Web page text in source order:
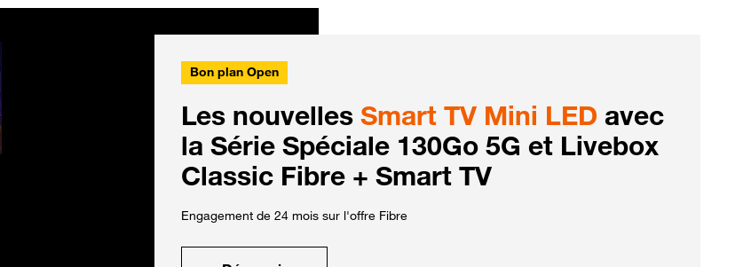
Bon plan Open
Les nouvelles Smart TV Mini LED avec
la Série Spéciale 130Go 5G et Livebox
Classic Fibre + Smart TV
Engagement de 24 mois sur l'offre Fibre